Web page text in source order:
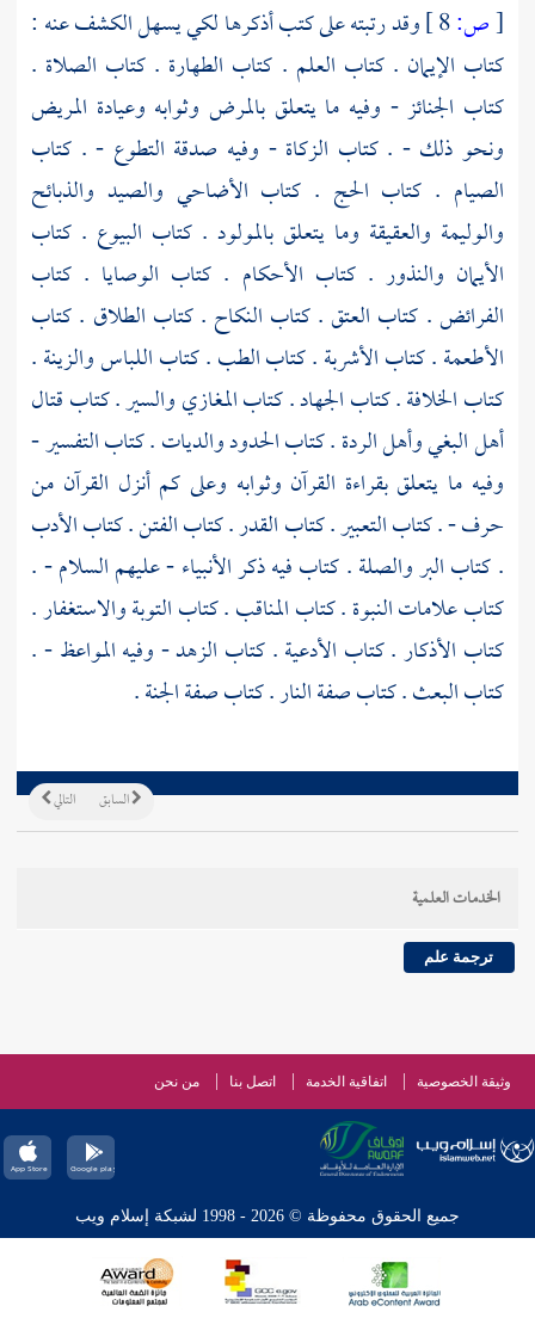
[ص:
وقد رتبته على كتب أذكرها لكي يسهل الكشف عنه :
كتاب الإيمان . كتاب العلم . كتاب الطهارة . كتاب الصلاة .
كتاب الجنائز - وفيه ما يتعلق بالمرض وثوابه وعيادة المريض
ونحو ذلك - . كتاب الزكاة - وفيه صدقة التطوع - . كتاب
الصيام . كتاب الحج . كتاب الأضاحي والصيد والذبائح
والوليمة والعقيقة وما يتعلق بالمولود . كتاب البيوع . كتاب
الأيمان والنذور . كتاب الأحكام . كتاب الوصايا . كتاب
الفرائض . كتاب العتق . كتاب النكاح . كتاب الطلاق . كتاب
الأطعمة . كتاب الأشربة . كتاب الطب . كتاب اللباس والزينة .
كتاب الخلافة . كتاب الجهاد . كتاب المغازي والسير . كتاب قتال
أهل البغي وأهل الردة . كتاب الحدود والديات . كتاب التفسير -
وفيه ما يتعلق بقراءة القرآن وثوابه وعلى كم أنزل القرآن من
حرف - . كتاب التعبير . كتاب القدر . كتاب الفتن . كتاب الأدب
. كتاب البر والصلة . كتاب فيه ذكر الأنبياء - عليهم السلام - .
كتاب علامات النبوة . كتاب المناقب . كتاب التوبة والاستغفار .
كتاب الأذكار . كتاب الأدعية . كتاب الزهد - وفيه المواعظ - .
كتاب البعث . كتاب صفة النار . كتاب صفة الجنة .
التالي السابق
الخدمات العلمية
ترجمة علم
وثيقة الخصوصية اتفاقية الخدمة اتصل بنا من نحن
جميع الحقوق محفوظة © 2026 - 1998 لشبكة إسلام ويب